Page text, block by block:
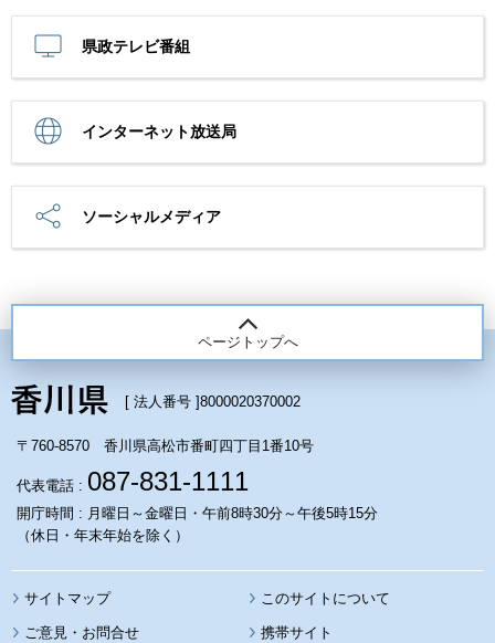
県政テレビ番組
インターネット放送局
ソーシャルメディア
ページトップへ
[ 法人番号 ]8000020370002
〒760-8570 香川県高松市番町四丁目1番10号
代表電話 : 087-831-1111
開庁時間 : 月曜日～金曜日・午前8時30分～午後5時15分
（休日・年末年始を除く）
サイトマップ このサイトについて
携帯サイト